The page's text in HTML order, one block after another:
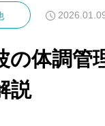
の体調管
説